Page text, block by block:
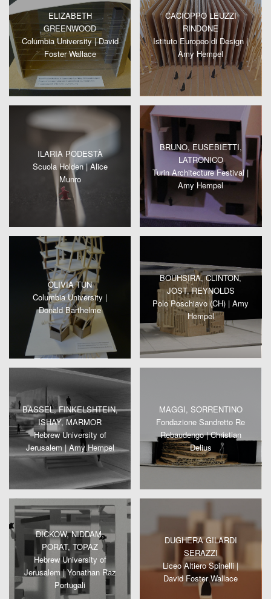
ELIZABETH
GREENWOOD
Columbia University | David
Foster Wallace
CACIOPPO LEUZZI
RINDONE
Istituto Europeo di Design |
Amy Hempel
ILARIA PODESTÀ
Scuola Holden | Alice
Munro
BRUNO, EUSEBIETTI,
LATRONICO
Turin Architecture Festival |
Amy Hempel
OLIVIA TUN
Columbia University |
Donald Barthelme
BOUHSIRA, CLINTON,
JOST, REYNOLDS
Polo Poschiavo (CH) | Amy
Hempel
BASSEL, FINKELSHTEIN,
ISHAY, MARMOR
Hebrew University of
Jerusalem | Amy Hempel
MAGGI, SORRENTINO
Fondazione Sandretto Re
Rebaudengo | Christian
Delius
DICKOW, NIDDAM,
PORAT, TOPAZ
Hebrew University of
Jerusalem | Yonathan Raz
Portugali
DUGHERA GILARDI
SERAZZI
Liceo Altiero Spinelli |
David Foster Wallace